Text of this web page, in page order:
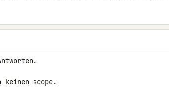
keinen scope.